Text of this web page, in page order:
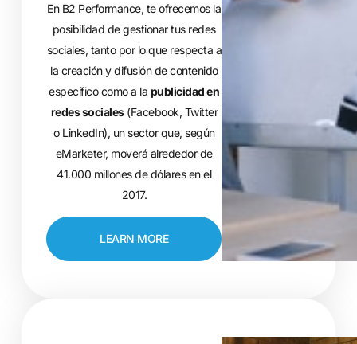
En B2 Performance, te ofrecemos la
posibilidad de gestionar tus redes
sociales, tanto por lo que respecta a
la creación y difusión de contenido
específico como a la publicidad en
redes sociales(Facebook, Twitter
o LinkedIn), un sector que, según
eMarketer, moverá alrededor de
41.000 millones de dólares en el
2017.
LEARN MORE